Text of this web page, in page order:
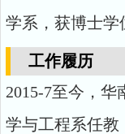
学系，获博士学
工作履历
2015-7至今，华
学与工程系任教